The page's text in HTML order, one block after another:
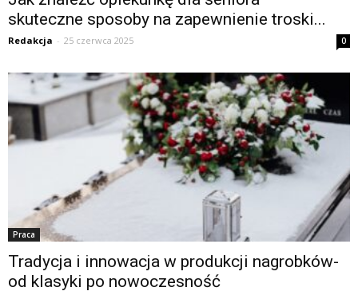
skuteczne sposoby na zapewnienie troski...
Redakcja - 25 czerwca 2025 0
Praca
Tradycja i innowacja w produkcji nagrobków-
od klasyki po nowoczesność